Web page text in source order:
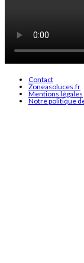
Contact
Zoneasoluces.fr
Mentions légales
Notre politique